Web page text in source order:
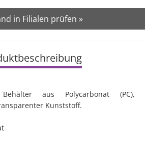
in Filialen prüfen »
aus Polycarbonat (PC),
Kunststoff.